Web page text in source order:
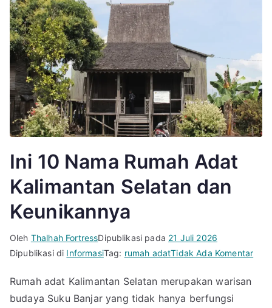
Ini 10 Nama Rumah Adat
Kalimantan Selatan dan
Keunikannya
Oleh Thalhah FortressDipublikasi pada 21 Juli 2026
Dipublikasi di InformasiTag: rumah adatTidak Ada Komentar
Rumah adat Kalimantan Selatan merupakan warisan
budaya Suku Banjar yang tidak hanya berfungsi